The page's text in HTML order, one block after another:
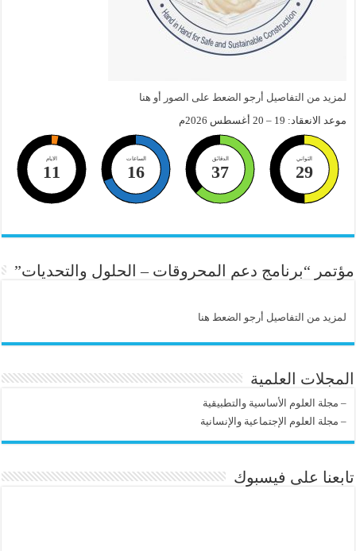
لمزيد من التفاصيل أرجو الضعط على الصور أو هنا
موعد الانعقاد: 19 – 20 أغسطس 2026م
الايام
11
الساعات
16
الدقائق
37
الثواني
29
مؤتمر “برنامج دعم المحروقات – الحلول والتحديات”
لمزيد من التفاصيل أرجو الضعط هنا
المجلات العلمية
– مجلة العلوم الأساسية والتطبيقية
– مجلة العلوم الإجتماعية والإنسانية
تابعنا على فيسبوك